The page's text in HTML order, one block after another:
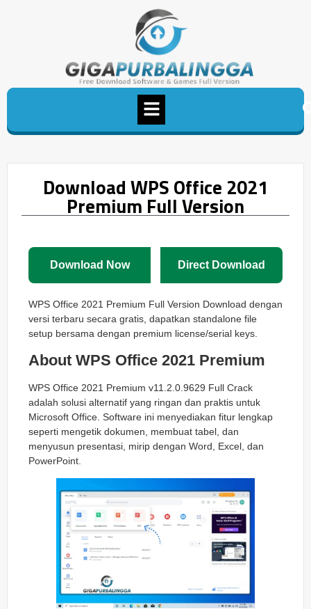
Download WPS Office 2021
Premium Full Version
Download Now Direct Download
WPS Office 2021 Premium Full Version Download dengan
versi terbaru secara gratis, dapatkan standalone file
setup bersama dengan premium license/serial keys.
About WPS Office 2021 Premium
WPS Office 2021 Premium v11.2.0.9629 Full Crack
adalah solusi alternatif yang ringan dan praktis untuk
Microsoft Office. Software ini menyediakan fitur lengkap
seperti mengetik dokumen, membuat tabel, dan
menyusun presentasi, mirip dengan Word, Excel, dan
PowerPoint.